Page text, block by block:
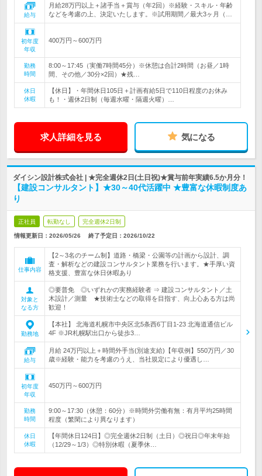
給与
月給28万円以上＋諸手当＋賞与（年2回）※経験・スキル・年齢
などを考慮の上、決定いたします。※試用期間／最大3ヶ月（…
初年度
年収
400万円～600万円
勤務
時間
8:00～17:45（実働7時間45分）※休憩は合計2時間（お昼／1時
間、その他／30分×2回）★残…
休日
休暇
【休日】・年間休日105日＋計画有給5日で110日程度のお休み
も！・週休2日制（毎週水曜・隔週火曜）…
求人詳細を見る 気になる
ダイシン設計株式会社 | ★完全週休2日(土日祝)★賞与前年実績6.5か月分！
【建設コンサルタント】★30～40代活躍中 ★豊富な休暇制度あ
り
正社員 転勤なし 完全週休2日制
情報更新日：2026/05/26 終了予定日： 2026/10/22
仕事内容
【2～3名のチーム制】道路・橋梁・公園等の計画から設計、調
査・解析などの建設コンサルタント業務を行います。★手厚い資
格支援、豊富な休日休暇あり
対象と
なる方
◎要普免 ◎いずれかの実務経験者 ⇒ 建設コンサルタント／土
木設計／測量 ★技術士などの取得を目指す、向上心ある方は尚
歓迎！
勤務地
【本社】 北海道札幌市中央区北5条西6丁目1-23 北海道通信ビル
4F ※JR札幌駅出口から徒歩3…
給与
月給 24万円以上＋時間外手当(別途支給)【年収例】550万円／30
歳※経験・能力を考慮のうえ、当社規定により優遇し…
初年度
年収
450万円～600万円
勤務
時間
9:00～17:30（休憩：60分）※時間外労働有無：有月平均25時間
程度（繁閑により異なります）
休日
休暇
【年間休日124日】◎完全週休2日制（土日）◎祝日◎年末年始
（12/29～1/3）◎特別休暇（夏季休…